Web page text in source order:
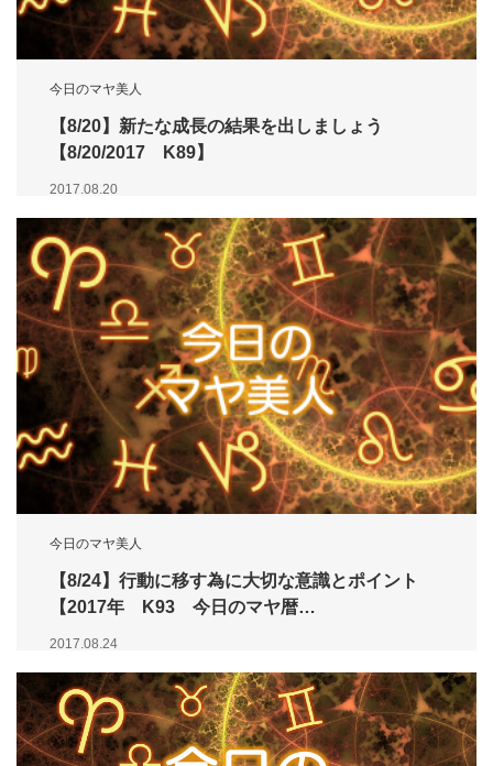
今日のマヤ美人
【8/20】新たな成長の結果を出しましょう
【8/20/2017 K89】
2017.08.20
今日のマヤ美人
【8/24】行動に移す為に大切な意識とポイント
【2017年 K93 今日のマヤ暦…
2017.08.24